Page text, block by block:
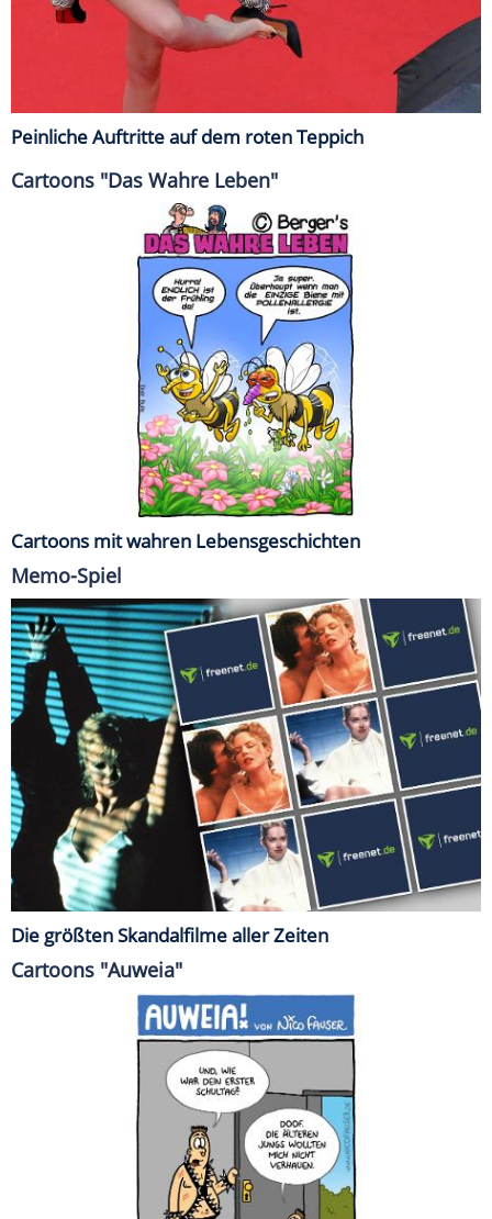
Peinliche Auftritte auf dem roten Teppich
Cartoons "Das Wahre Leben"
Cartoons mit wahren Lebensgeschichten
Memo-Spiel
Die größten Skandalfilme aller Zeiten
Cartoons "Auweia"